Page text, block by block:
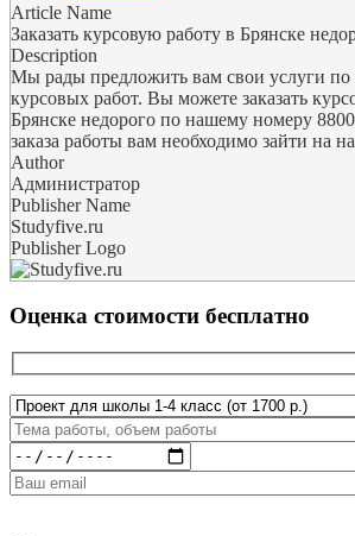
Article Name
Заказать курсовую работу в Брянске
Description
Мы рады предложить вам свои услуги
курсовых работ. Вы можете заказать
Брянске недорого по нашему номеру
заказа работы вам необходимо зайти на
Author
Администратор
Publisher Name
Studyfive.ru
Publisher Logo
Оценка стоимости бесплатно